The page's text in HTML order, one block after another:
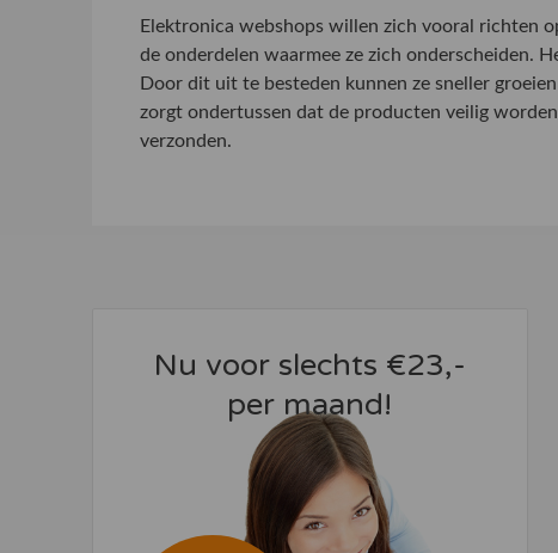
Elektronica webshops willen zich vooral richten
de onderdelen waarmee ze zich onderscheiden.
Door dit uit te besteden kunnen ze sneller
zorgt ondertussen dat de producten veilig
verzonden.
Nu voor slechts €23,-
per maand!